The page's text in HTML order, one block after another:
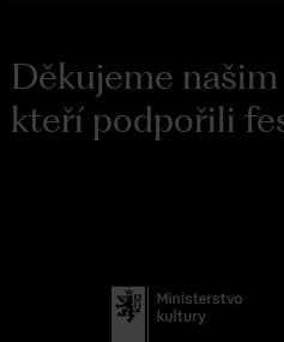
Děkujeme
kteří podpořili